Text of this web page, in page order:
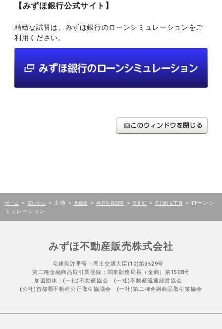
【みずほ銀行公式サイト】
精緻な試算は、みずほ銀行のローンシミュレーションをご
利用ください。
ホーム > 買いたい > 土地 > 兵庫県 > 神戸市長田区 > 宮川町 > 宮川町６丁目 >
ローンシ
ミュレーション
みずほ不動産販売株式会社
宅建免許番号：国土交通大臣(10)第3529号
第二種金融商品取引業登録：関東財務局長（金商）第1508号
加盟団体：(一社)不動産協会 (一社)不動産流通経営協会
(公社)首都圏不動産公正取引協議会 (一社)第二種金融商品取引業協会